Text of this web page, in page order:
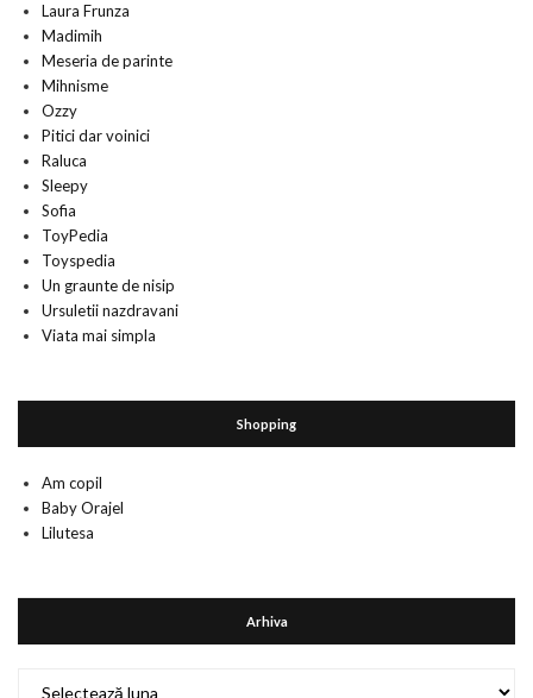
Laura Frunza
Madimih
Meseria de parinte
Mihnisme
Ozzy
Pitici dar voinici
Raluca
Sleepy
Sofia
ToyPedia
Toyspedia
Un graunte de nisip
Ursuletii nazdravani
Viata mai simpla
Shopping
Am copil
Baby Orajel
Lilutesa
Arhiva